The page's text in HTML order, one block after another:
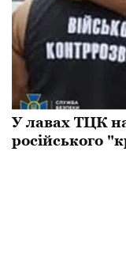
У лавах ТЦК
російського